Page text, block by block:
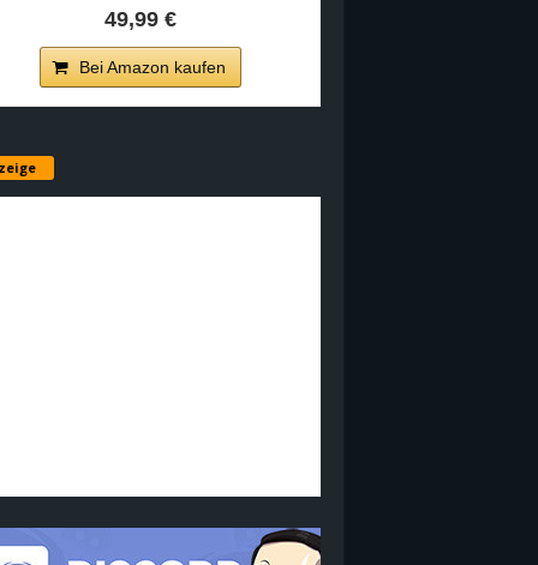
49,99 €
Bei Amazon kaufen